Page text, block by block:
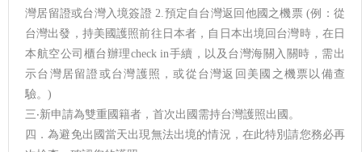
灣居留證或台灣入境簽證 2.預定自台灣返回他國之機票 (例：從
台灣出發，持美國護照前往日本者，自日本出境回台灣時，在日
本航空公司櫃台辦理check in手續，以及台灣海關入關時，需出
示台灣居留證或台灣護照，或從台灣返回美國之機票以備查
驗。)
三‧新申請為雙重國籍者，首次出國需持台灣護照出國。
四．為避免出國當天出現無法出境的情況，在此特別請您務必再